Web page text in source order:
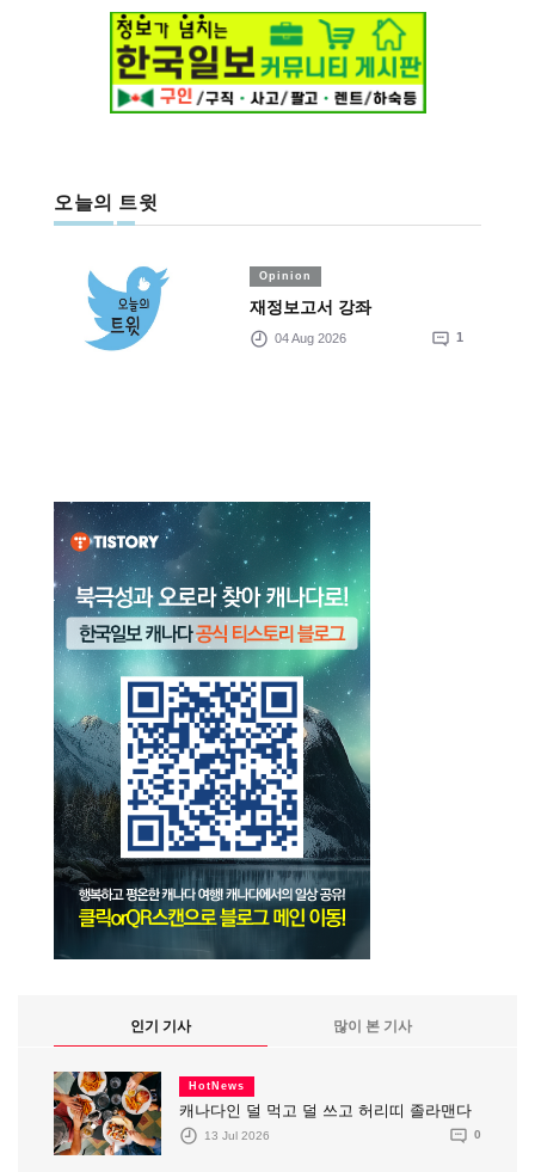
오늘의 트윗
Opinion
재정보고서 강좌
04 Aug 2026 1
인기 기사 많이 본 기사
HotNews
캐나다인 덜 먹고 덜 쓰고 허리띠 졸라맨다
13 Jul 2026 0